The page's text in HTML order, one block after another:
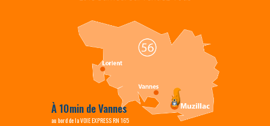
À 10min de Vannes
au bord de la VOIE EXPRESS RN 165